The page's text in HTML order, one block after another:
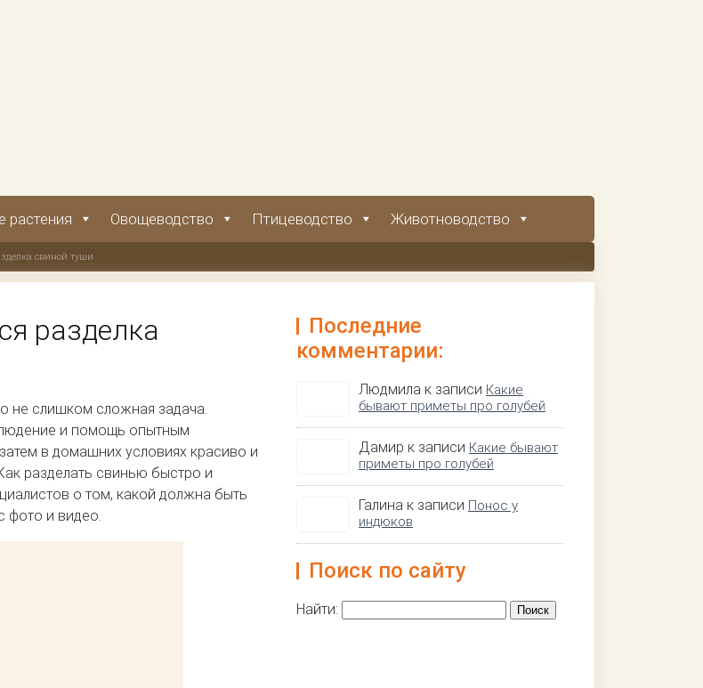
растения Овощеводство Птицеводство Животноводство
свиной туши
разделка
не слишком сложная задача.
и помощь опытным
в домашних условиях красиво и
разделать свинью быстро и
о том, какой должна быть
фото и видео.
Последние
комментарии:
Людмила к записи Какие
бывают приметы про голубей
Дамир к записи Какие бывают
приметы про голубей
Галина к записи Понос у
индюков
Поиск по сайту
Найти: